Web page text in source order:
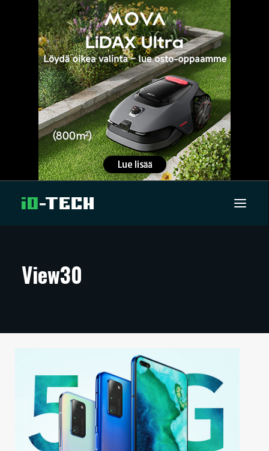
ARTIKKELIT
TECHBBS
HINTA.FI
KAUPPA
VAIHDA TEEMA
View30